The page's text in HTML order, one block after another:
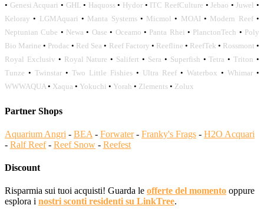
• Genesi Acquari • GHL • Haquoss• Hydor • ITC ReefCulture •Jebao •Juwel •
Keloray • LGMAquari • Manta Systems• Micmol • MOAI • Modern Reef•
Neptunian Cube • Newa • Oase • Oceamo • Panta Rhei • PlanctonTech • Poly
Bio Marine • Prodac • Red Sea • Reef Factory • Reefline • ReefTek • Rossmont •
Royal Exclusiv • Royal Nature • Salifert • Sera • Superfish •Tetra •Triton •
Tunze • Twinstar • Two Little Fishies • Ultra Reef • Waterbox • Whimar •
WWWAQUA• Xaqua • Yokuchi • Yorah • Zlements • Zolux
Partner Shops
Aquarium Angri - BEA - Forwater- Franky's Frags - H2O Acquari
- Ralf Reef- Reef Snow - Reefest
Discount
Risparmia sui tuoi acquisti! Guarda le offerte del momento oppure
esplora i nostri sconti residenti su LinkTree.